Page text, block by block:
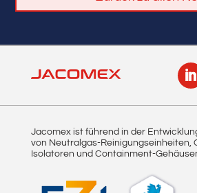
Jacomex ist führend in der
von Neutralgas-Reinigungseinheiten,
Isolatoren und Containment-